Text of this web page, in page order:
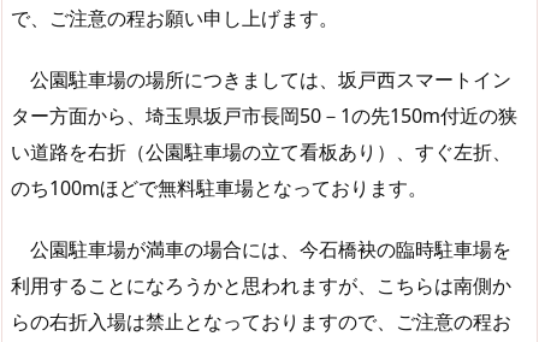
で、ご注意の程お願い申し上げます。
公園駐車場の場所につきましては、坂戸西スマートイン
ター方面から、埼玉県坂戸市長岡50－1の先150m付近の狭
い道路を右折（公園駐車場の立て看板あり）、すぐ左折、
のち100mほどで無料駐車場となっております。
公園駐車場が満車の場合には、今石橋袂の臨時駐車場を
利用することになろうかと思われますが、こちらは南側か
らの右折入場は禁止となっておりますので、ご注意の程お